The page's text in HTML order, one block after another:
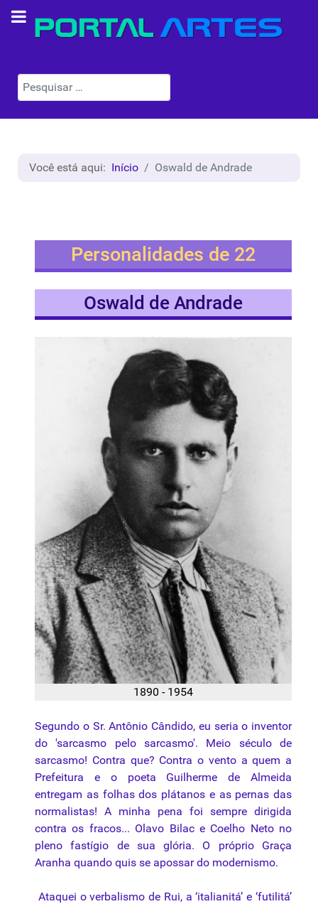
Pesquisar
Você está aqui: Início Oswald de Andrade
Personalidades de 22
Oswald de Andrade
1890 - 1954
Segundo o Sr. Antônio Cândido, eu seria o inventor
do 'sarcasmo pelo sarcasmo'. Meio século de
sarcasmo! Contra que? Contra o vento a quem a
Prefeitura e o poeta Guilherme de Almeida
entregam as folhas dos plátanos e as pernas das
normalistas! A minha pena foi sempre dirigida
contra os fracos... Olavo Bilac e Coelho Neto no
pleno fastígio de sua glória. O próprio Graça
Aranha quando quis se apossar do modernismo.
Ataquei o verbalismo de Rui, a ‘italianitá’ e ‘futilitá’